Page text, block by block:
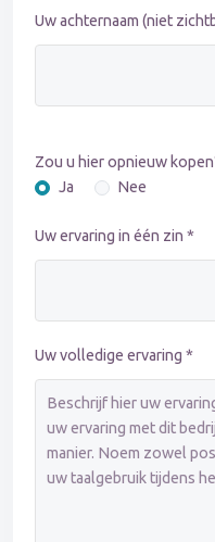
Uw achternaam (niet
Zou u hier opnieuw
Ja
Nee
Uw ervaring in één zin *
Uw volledige ervaring *